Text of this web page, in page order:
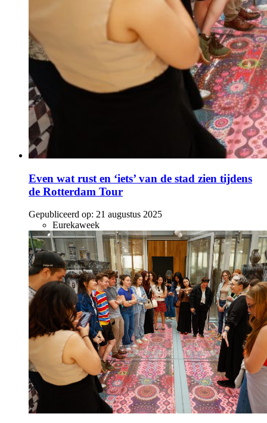
Even wat rust en ‘iets’ van de stad zien tijdens
de Rotterdam Tour
Gepubliceerd op: 21 augustus 2025
Eurekaweek